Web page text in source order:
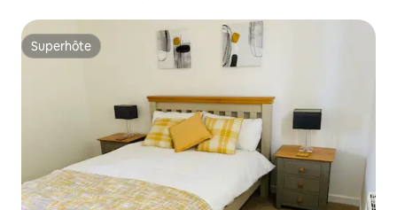
Superhôte
Superhôte